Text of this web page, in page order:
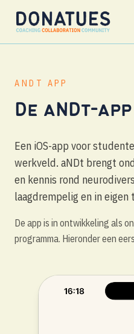
Donatues
ANDT APP
De aNDt-app
Een iOS-app voor
werkveld. aNDt brengt
en kennis rond
laagdrempelig en in
De app is in ontwikkeling als
programma. Hieronder een